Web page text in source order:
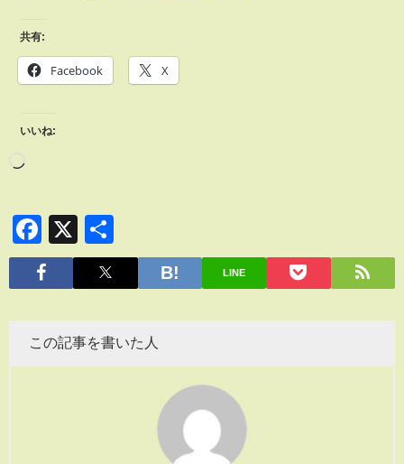
共有:
Facebook X
いいね:
Facebook
X
有
LINE
この記事を書いた人